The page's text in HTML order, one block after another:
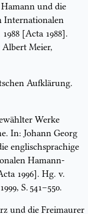
und die
Internationalen
[Acta 1988].
Meier,
Aufklärung.
Werke
In: Johann Georg
englischsprachige
Hamann-
1996]. Hg. v.
S. 541–550.
und die Freimaurer